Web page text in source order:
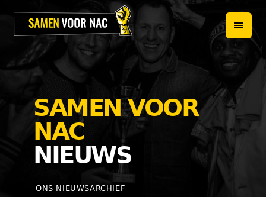
HOME
PROJECTEN
OVER ONS
HET TEAM
NIEUWS
SAMEN VOOR
NAC
NIEUWS
ONS NIEUWSARCHIEF